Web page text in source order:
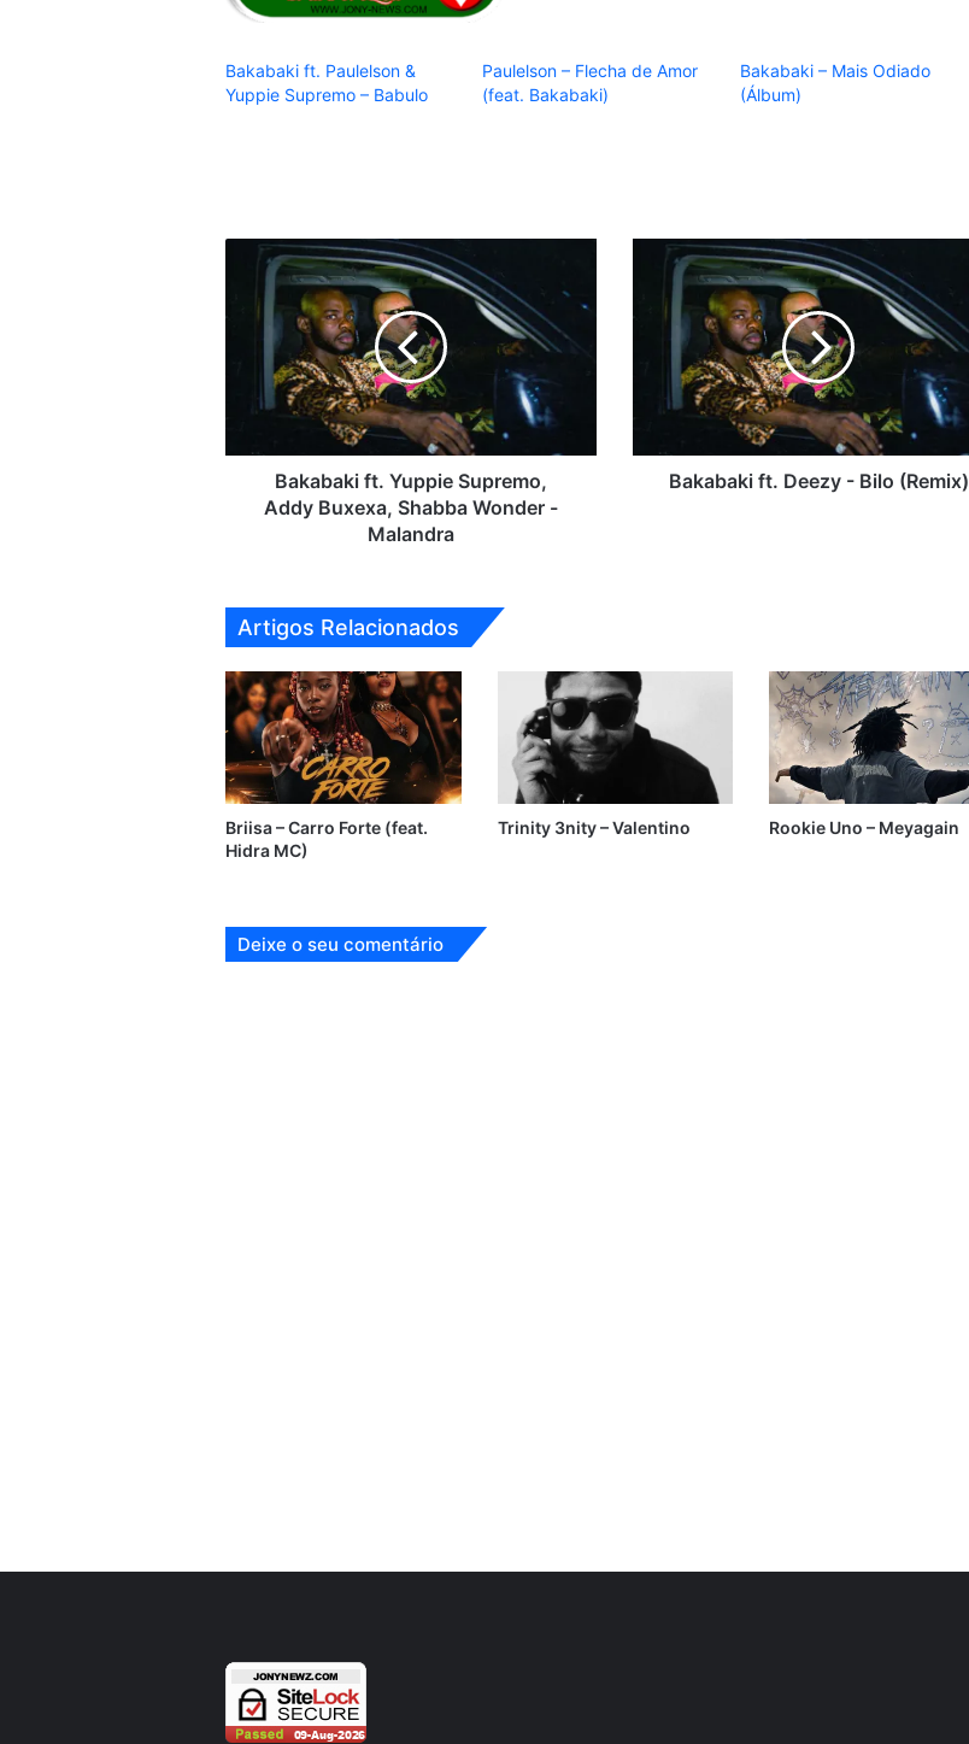
Bakabaki ft. Paulelson &
Yuppie Supremo – Babulo
Paulelson – Flecha de Amor
(feat. Bakabaki)
Bakabaki – Mais Odiado
(Álbum)
Bakabaki
Supremo,
Buxexa,
-
MalandraBakabaki ft. Yuppie Supremo,
Addy Buxexa, Shabba Wonder -
Malandra
Bakabaki
Deezy
(Remix)
Bakabaki ft. Deezy - Bilo (Remix)
Artigos Relacionados
Briisa – Carro Forte (feat.
Hidra MC)
Trinity 3nity – Valentino Rookie Uno – Meyagain
Deixe o seu comentário